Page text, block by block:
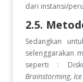
dari instansi/
2.5.
Sedangkan
selenggarakan
seperti :
Brainstorming,